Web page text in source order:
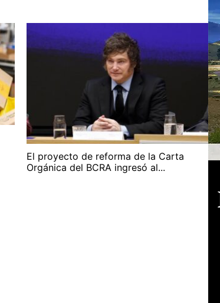
El proyecto de reforma de la Carta
Orgánica del BCRA ingresó al...